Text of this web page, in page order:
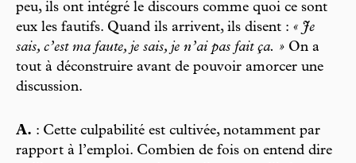
peu, ils ont intégré le discours comme quoi ce sont
eux les fautifs. Quand ils arrivent, ils disent : « Je
sais, c’est ma faute, je sais, je n’ai pas fait ça. » On a
tout à déconstruire avant de pouvoir amorcer une
discussion.
A. : Cette culpabilité est cultivée, notamment par
rapport à l’emploi. Combien de fois on entend dire